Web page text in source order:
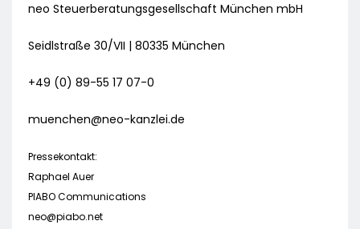
neo Steuerberatungsgesellschaft München mbH
Seidlstraße 30/VII | 80335 München
+49 (0) 89-55 17 07-0
muenchen@neo-kanzlei.de
Pressekontakt:
Raphael Auer
PIABO Communications
neo@piabo.net